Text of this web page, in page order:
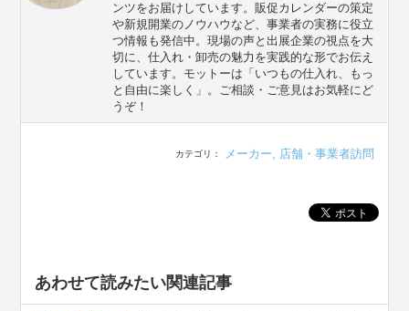
ンツをお届けしています。販促カレンダーの策定
や新規開業のノウハウなど、事業者の実務に役立
つ情報も発信中。現場の声と出展企業の視点を大
切に、仕入れ・卸売の魅力を実践的な形でお伝え
しています。モットーは「いつもの仕入れ、もっ
と自由に楽しく」。ご相談・ご意見はお気軽にど
うぞ！
カテゴリ： メーカー, 店舗・事業者訪問
あわせて読みたい関連記事